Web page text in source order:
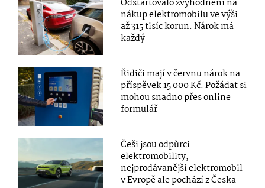
nákup elektromobilu ve výši
až 315 tisíc korun. Nárok má
každý
Řidiči mají v červnu nárok na
příspěvek 15 000 Kč. Požádat si
mohou snadno přes online
formulář
Češi jsou odpůrci
elektromobility,
nejprodávanější elektromobil
v Evropě ale pochází z Česka